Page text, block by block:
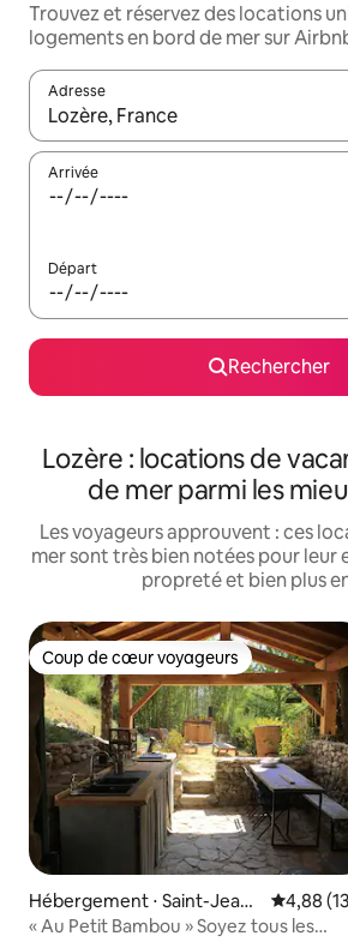
Trouvez et réservez des locations
logements en bord de mer sur
Adresse
Lorsque les résultats s'affichent,
Arrivée
Départ
Rechercher
Lozère : locations de
de mer parmi les
Les voyageurs approuvent : ces
mer sont très bien notées pour leur
propreté et bien plus
Coup de cœur voyageurs
Coup de cœur voyageurs
Hébergement ⋅ Saint-Jean-
du-Gard
4,88
« Au Petit Bambou » Soyez tous les